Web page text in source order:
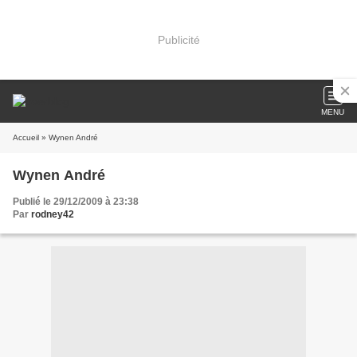
Publicité
MENU
Accueil » Wynen André
Wynen André
Publié le 29/12/2009 à 23:38
Par rodney42